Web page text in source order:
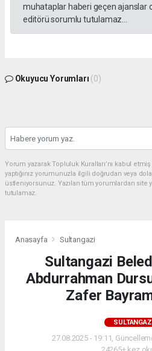
muhataplar haberi geçen ajanslar
editörü sorumlu tutulamaz...
Okuyucu Yorumları (0)
Yorum yazarak Topluluk Kuralları’nı kabul
yaptığınız yorumunuzla ilgili doğrudan veya
üstleniyorsunuz. Yazılan tüm yorumlardan
tutulamaz.
Anasayfa Sultangazi
Sultangazi
Abdurrahman
Zafer
27.08.2025 - 19:11,